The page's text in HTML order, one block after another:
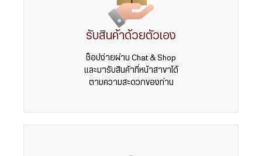
รับสินค้าด้วยตัวเอง
ช็อปง่ายผ่าน Chat & Shop
และมารับสินค้าที่หน้าสาขาได้
ตามความสะดวกของท่าน